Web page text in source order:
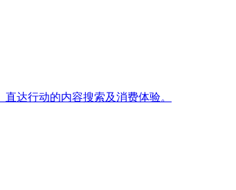
达行动的内容搜索及消费体验。